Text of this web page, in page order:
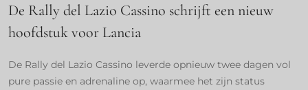
De Rally del Lazio Cassino schrijft een nieuw
hoofdstuk voor Lancia
De Rally del Lazio Cassino leverde opnieuw twee dagen vol
pure passie en adrenaline op, waarmee het zijn status